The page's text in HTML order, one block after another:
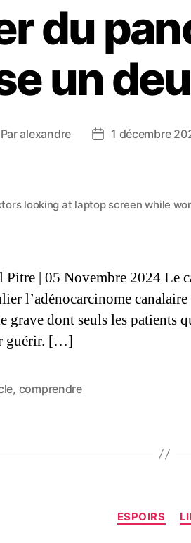
du
un
Paralexandre 1 décembre
looking at laptop screen while
Pitre | 05 Novembre 2024 Le
l’adénocarcinome
grave dont seuls les patients
guérir. […]
, comprendre
ESPOIRS